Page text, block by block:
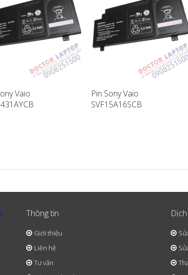
Vaio
Pin Sony Vaio
SVF15A16SCB
Thông tin
Giới thiệu
Liên hệ
Tư vấn